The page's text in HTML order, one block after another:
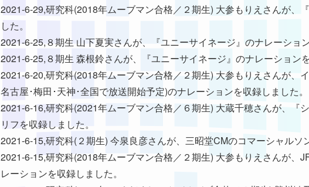
2021-6-29,研究科(2018年ムーブマン合格／２期生) 大参もりえさんが、
した。
2021-6-25,８期生 山下夏実さんが、『ユニーサイネージ』のナレーショ
2021-6-25,８期生 森根鈴さんが、『ユニーサイネージ』のナレーション
2021-6-20,研究科(2018年ムーブマン合格／２期生) 大参もりえさんが、
名古屋･梅田･天神･全国で放送開始予定)のナレーションを収録しました。
2021-6-16,研究科(2021年ムーブマン合格／６期生) 大蔵千穂さんが、『
リフを収録しました。
2021-6-15,研究科(２期生) 今泉良彦さんが、三昭堂CMのコマーシャルソ
2021-6-15,研究科(2018年ムーブマン合格／２期生) 大参もりえさんが、
レーションを収録しました。